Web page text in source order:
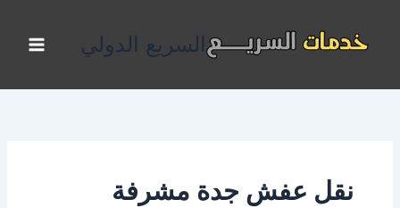
المحتوى
السريع الدولي
نقل عفش جدة مشرفة